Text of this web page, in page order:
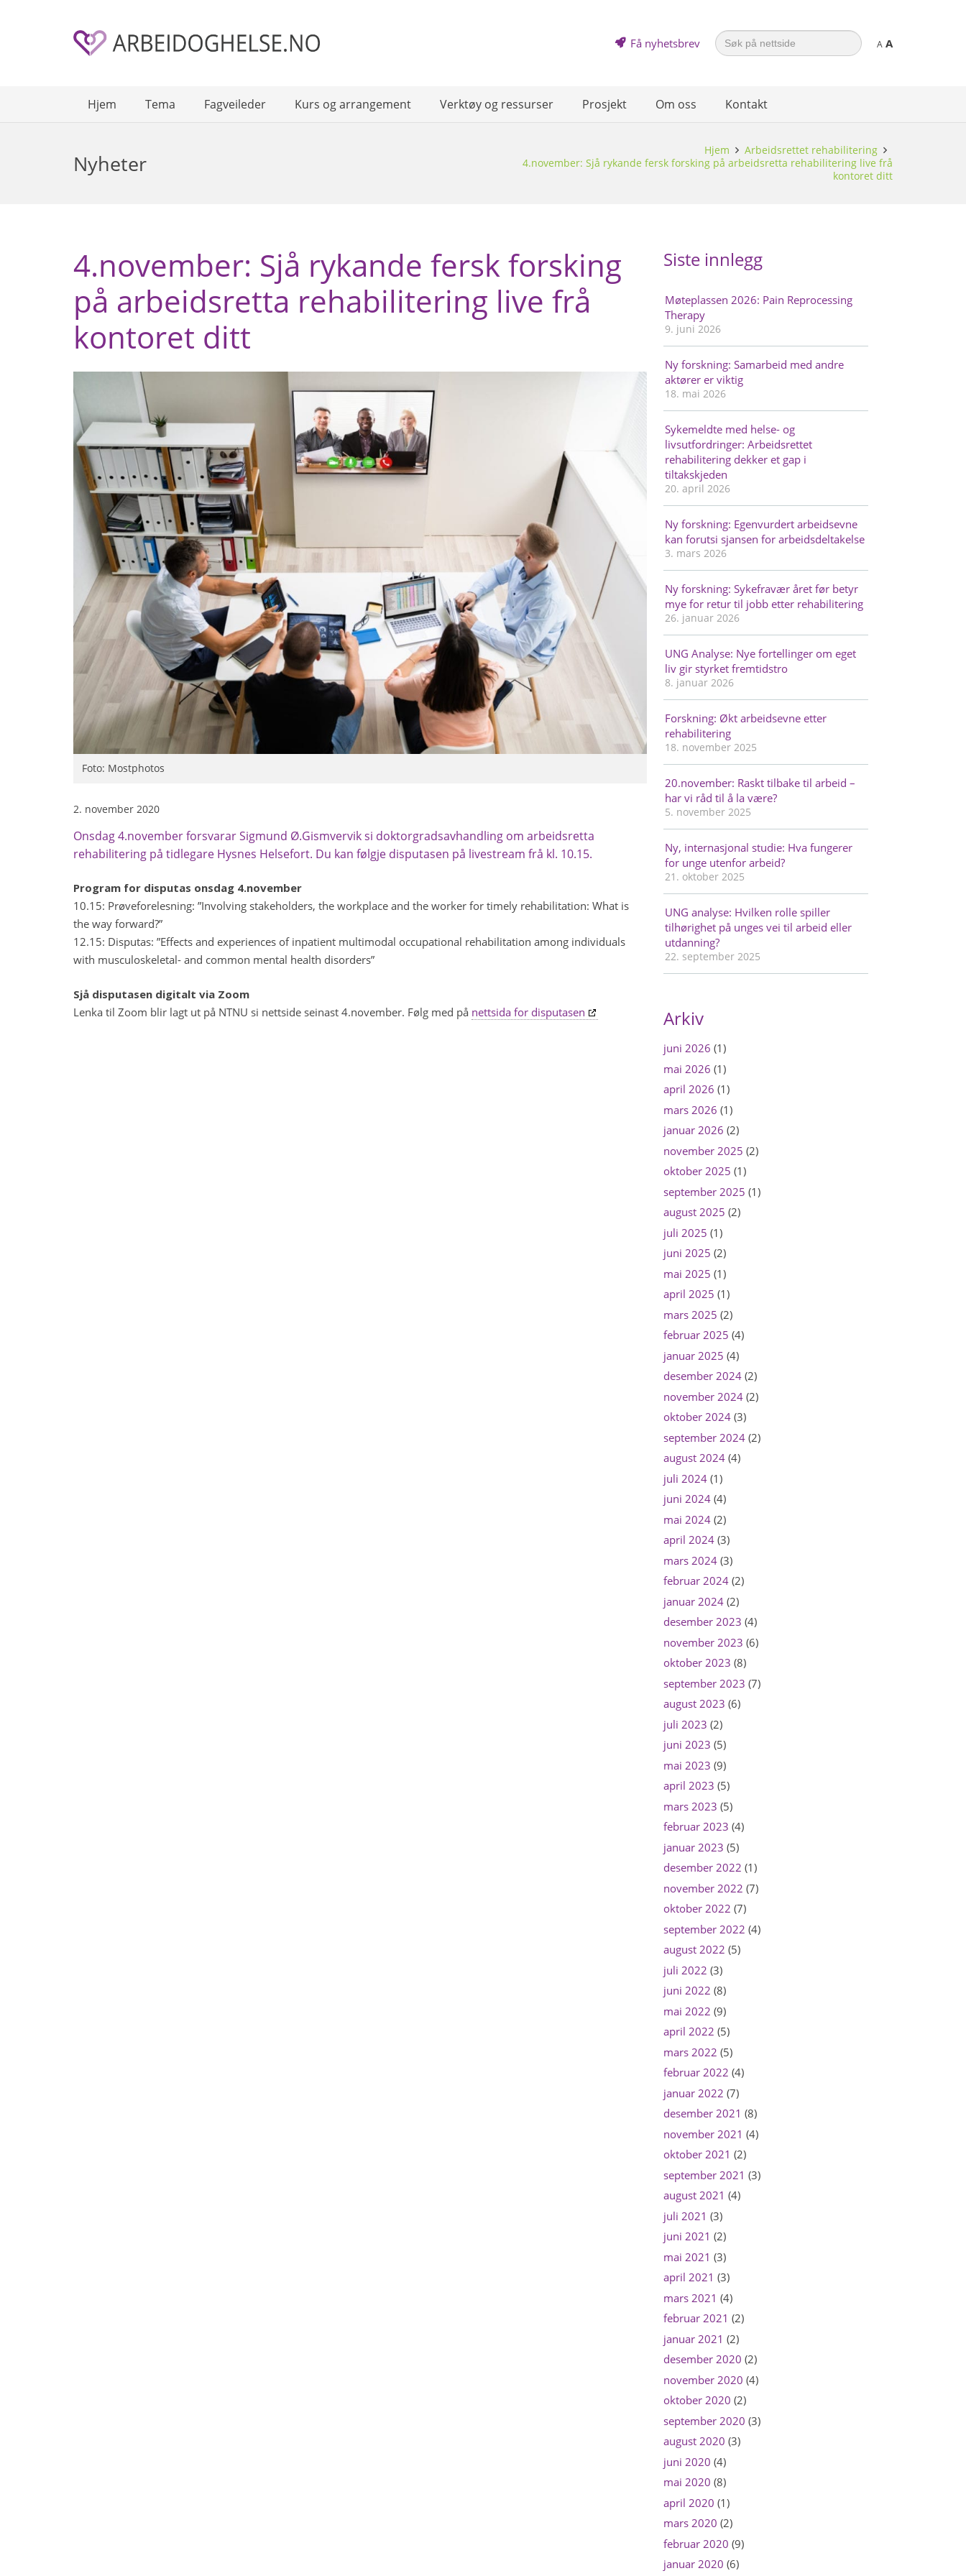
Få nyhetsbrev
Search
for: A A
Hjem Tema Fagveileder Kurs og arrangement Verktøy og ressurser Prosjekt Om oss Kontakt
Nyheter Hjem
Arbeidsrettet rehabilitering
4.november: Sjå rykande fersk forsking på arbeidsretta rehabilitering live frå
kontoret ditt
4.november: Sjå rykande fersk forsking
på arbeidsretta rehabilitering live frå
kontoret ditt
Foto: Mostphotos
2. november 2020
Onsdag 4.november forsvarar Sigmund Ø.Gismvervik si doktorgradsavhandling om arbeidsretta
rehabilitering på tidlegare Hysnes Helsefort. Du kan følgje disputasen på livestream frå kl. 10.15.
Program for disputas onsdag 4.november
10.15: Prøveforelesning: ”Involving stakeholders, the workplace and the worker for timely rehabilitation: What is
the way forward?”
12.15: Disputas: ”Effects and experiences of inpatient multimodal occupational rehabilitation among individuals
with musculoskeletal- and common mental health disorders”
Sjå disputasen digitalt via Zoom
Lenka til Zoom blir lagt ut på NTNU si nettside seinast 4.november. Følg med på nettsida for disputasen
Siste innlegg
Møteplassen 2026: Pain Reprocessing
Therapy
9. juni 2026
Ny forskning: Samarbeid med andre
aktører er viktig
18. mai 2026
Sykemeldte med helse- og
livsutfordringer: Arbeidsrettet
rehabilitering dekker et gap i
tiltakskjeden
20. april 2026
Ny forskning: Egenvurdert arbeidsevne
kan forutsi sjansen for arbeidsdeltakelse
3. mars 2026
Ny forskning: Sykefravær året før betyr
mye for retur til jobb etter rehabilitering
26. januar 2026
UNG Analyse: Nye fortellinger om eget
liv gir styrket fremtidstro
8. januar 2026
Forskning: Økt arbeidsevne etter
rehabilitering
18. november 2025
20.november: Raskt tilbake til arbeid –
har vi råd til å la være?
5. november 2025
Ny, internasjonal studie: Hva fungerer
for unge utenfor arbeid?
21. oktober 2025
UNG analyse: Hvilken rolle spiller
tilhørighet på unges vei til arbeid eller
utdanning?
22. september 2025
Arkiv
juni 2026 (1)
mai 2026 (1)
april 2026 (1)
mars 2026 (1)
januar 2026 (2)
november 2025 (2)
oktober 2025 (1)
september 2025 (1)
august 2025 (2)
juli 2025 (1)
juni 2025 (2)
mai 2025 (1)
april 2025 (1)
mars 2025 (2)
februar 2025 (4)
januar 2025 (4)
desember 2024(2)
november 2024(2)
oktober 2024(3)
september 2024(2)
august 2024(4)
juli 2024(1)
juni 2024(4)
mai 2024(2)
april 2024(3)
mars 2024(3)
februar 2024(2)
januar 2024(2)
desember 2023 (4)
november 2023 (6)
oktober 2023 (8)
september 2023 (7)
august 2023 (6)
juli 2023 (2)
juni 2023 (5)
mai 2023 (9)
april 2023 (5)
mars 2023 (5)
februar 2023 (4)
januar 2023 (5)
desember 2022 (1)
november 2022 (7)
oktober 2022 (7)
september 2022 (4)
august 2022 (5)
juli 2022 (3)
juni 2022 (8)
mai 2022 (9)
april 2022 (5)
mars 2022 (5)
februar 2022 (4)
januar 2022 (7)
desember 2021 (8)
november 2021 (4)
oktober 2021 (2)
september 2021 (3)
august 2021 (4)
juli 2021 (3)
juni 2021 (2)
mai 2021 (3)
april 2021 (3)
mars 2021 (4)
februar 2021 (2)
januar 2021 (2)
desember 2020 (2)
november 2020 (4)
oktober 2020 (2)
september 2020 (3)
august 2020 (3)
juni 2020 (4)
mai 2020 (8)
april 2020 (1)
mars 2020 (2)
februar 2020 (9)
januar 2020 (6)